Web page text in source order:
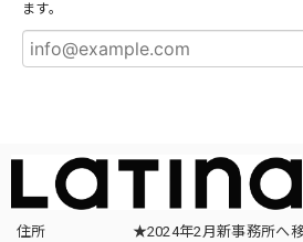
ます。
住所
★2024年2月新事務所へ